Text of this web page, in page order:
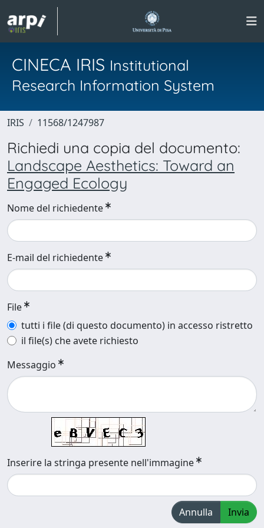
CINECA IRIS Institutional
Research Information System
IRIS 11568/1247987
Richiedi una copia del documento:
Landscape Aesthetics: Toward an
Engaged Ecology
Nome del richiedente
E-mail del richiedente
File
tutti i file (di questo documento) in accesso ristretto
il file(s) che avete richiesto
Messaggio
Inserire la stringa presente nell'immagine
Annulla Invia